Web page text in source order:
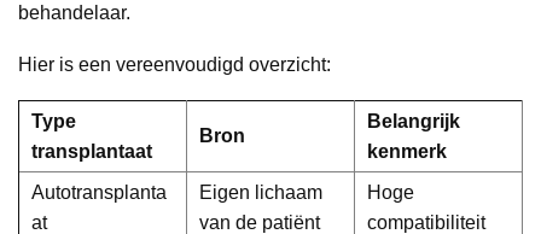
behandelaar.
Hier is een vereenvoudigd overzicht:
Type
transplantaat
Bron
Belangrijk
kenmerk
Autotransplanta
at
Eigen lichaam
van de patiënt
Hoge
compatibiliteit